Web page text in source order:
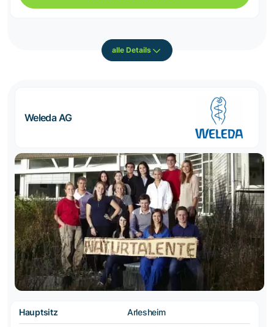
alle Details
Weleda AG
Hauptsitz Arlesheim